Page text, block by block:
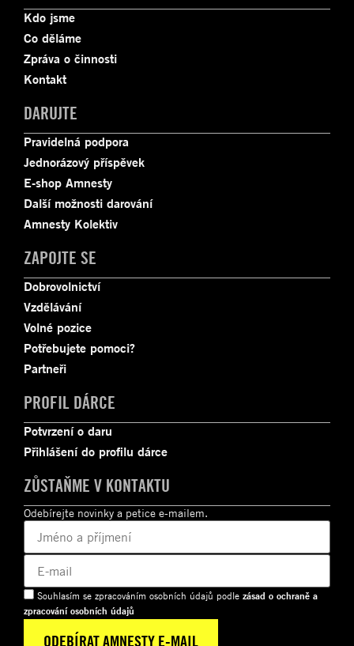
Kdo jsme
Co děláme
Zpráva o činnosti
Kontakt
DARUJTE
Pravidelná podpora
Jednorázový příspěvek
E-shop Amnesty
Další možnosti darování
Amnesty Kolektiv
ZAPOJTE SE
Dobrovolnictví
Vzdělávání
Volné pozice
Potřebujete pomoci?
Partneři
PROFIL DÁRCE
Potvrzení o daru
Přihlášení do profilu dárce
ZŮSTAŇME V KONTAKTU
Odebírejte novinky a petice e-mailem.
Souhlasím se zpracováním osobních údajů podle zásad o ochraně a
zpracování osobních údajů